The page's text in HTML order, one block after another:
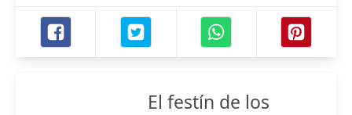
El festín de los